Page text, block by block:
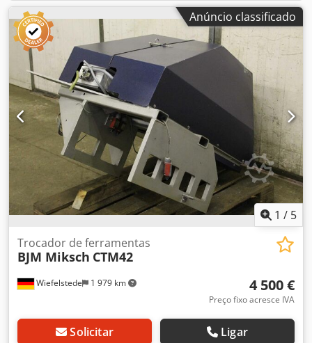
Anúncio classificado
1 / 5
Wiefelstede 1 979 km
Trocador de ferramentas
BJM Miksch CTM42
4 500 €
Preço fixo acresce IVA
Solicitar Ligar